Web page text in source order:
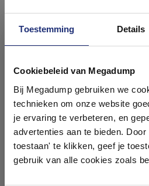
Toestemming Details
Cookiebeleid van Megadump
Bij Megadump gebruiken we
technieken om onze website
je ervaring te verbeteren, en
advertenties aan te bieden.
toestaan' te klikken, geef je
gebruik van alle cookies zoals
60x60 Magnum Reves
Choco Mat (Doosinhoud
1.08 m2)
84,87
70,15
badkamers in
Laat je inspireren door 21
badkameropstellingen – van
ervaren adviseurs helpen je
tegels & sanitair direct uit
op eigen